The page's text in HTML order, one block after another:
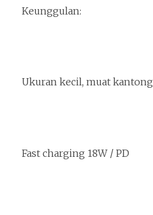
Keunggulan:
Ukuran kecil, muat kantong
Fast charging 18W / PD